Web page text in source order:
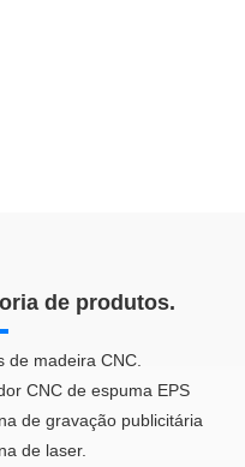
de produtos.
de madeira CNC.
CNC de espuma EPS
de gravação publicitária
de laser.